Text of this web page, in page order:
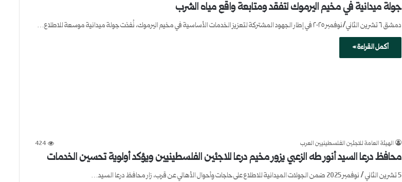
جولة ميدانية في مخيم اليرموك لتفقد ومتابعة واقع مياه الشرب
دمشق ٦ تشرين الثاني/نوفمبر ٢٠٢٥ في إطار الجهود المشتركة لتعزيز الخدمات الأساسية في مخيم اليرموك، نُفذت جولة ميدانية موسعة للاطلاع…
أكمل القراءة »
الهيئة العامة للاجئين الفلسطينيين العرب 424
محافظ درعا السيد أنور طه الزعبي يزور مخيم درعا للاجئين الفلسطينيين ويؤكد أولوية تحسين الخدمات
5 تشرين الثاني / نوفمبر 2025 ضمن الجولات الميدانية للاطلاع على حاجات وأحوال الأهالي عن قرب، زار محافظ درعا السيد…